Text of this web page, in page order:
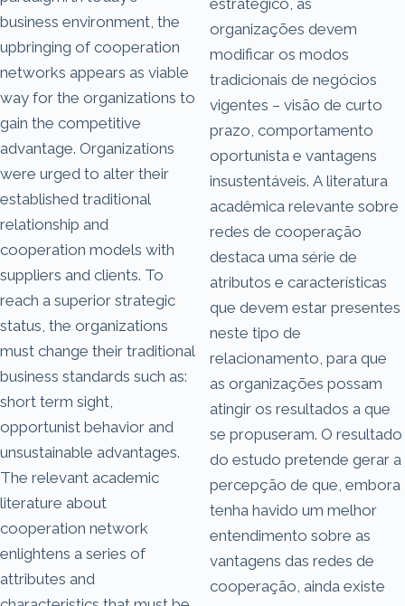
business environment, the
upbringing of cooperation
networks appears as viable
way for the organizations to
gain the competitive
advantage. Organizations
were urged to alter their
established traditional
relationship and
cooperation models with
suppliers and clients. To
reach a superior strategic
status, the organizations
must change their traditional
business standards such as:
short term sight,
opportunist behavior and
unsustainable advantages.
The relevant academic
literature about
cooperation network
enlightens a series of
attributes and
organizações devem
modificar os modos
tradicionais de negócios
vigentes – visão de curto
prazo, comportamento
oportunista e vantagens
insustentáveis. A literatura
acadêmica relevante sobre
redes de cooperação
destaca uma série de
atributos e características
que devem estar presentes
neste tipo de
relacionamento, para que
as organizações possam
atingir os resultados a que
se propuseram. O resultado
do estudo pretende gerar a
percepção de que, embora
tenha havido um melhor
entendimento sobre as
vantagens das redes de
cooperação, ainda existe